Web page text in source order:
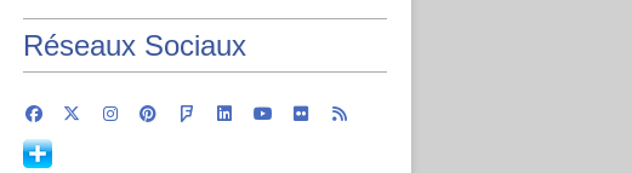
Réseaux Sociaux